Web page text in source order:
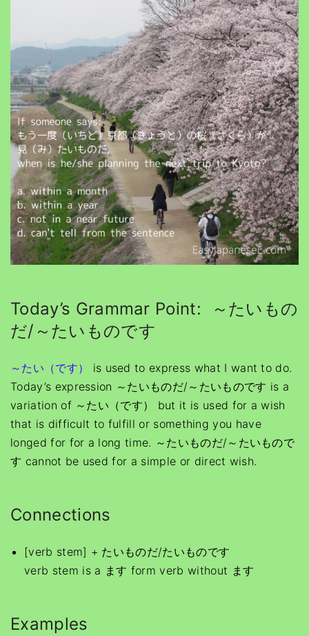
Today’s Grammar Point: ～たいもの
だ/～たいものです
～たい（です）
is used to express what I want to do.
Today’s expression ～たいものだ/～たいものです is a
variation of ～たい（です） but it is used for a wish
that is difficult to fulfill or something you have
longed for for a long time. ～たいものだ/～たいもので
す cannot be used for a simple or direct wish.
Connections
[verb stem] + たいものだ/たいものです
verb stem is a ます form verb without ます
Examples